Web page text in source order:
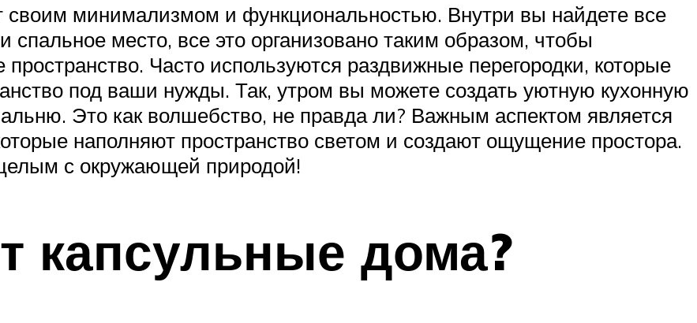
своим минимализмом и функциональностью. Внутри вы найдете все
место, все это организовано таким образом, чтобы
Часто используются раздвижные перегородки, которые
под ваши нужды. Так, утром вы можете создать уютную кухонную
Это как волшебство, не правда ли? Важным аспектом является
наполняют пространство светом и создают ощущение простора.
с окружающей природой!
капсульные дома?